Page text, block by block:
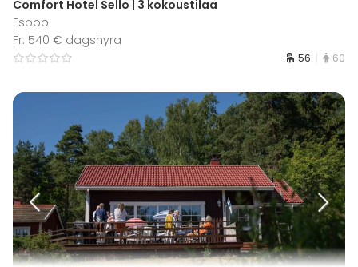
Comfort Hotel Sello | 3 kokoustilaa
Espoo
Fr. 540 € dagshyra
56 60